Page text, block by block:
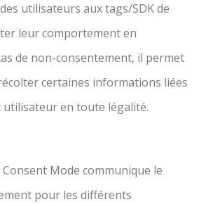
utilisateurs aux tags/SDK de
leur comportement en
de non-consentement, il permet
certaines informations liées
en toute légalité.
Consent Mode communique le
pour les différents